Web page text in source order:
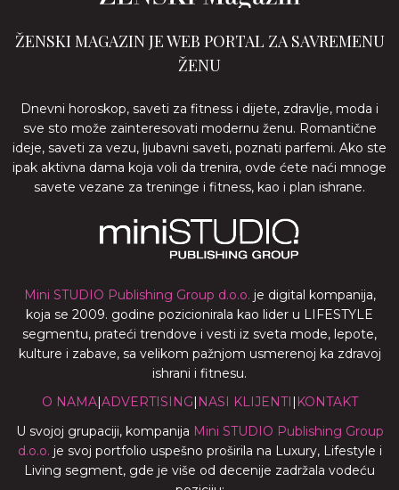
ŽENSKI MAGAZIN JE WEB PORTAL ZA SAVREMENU
ŽENU
Dnevni horoskop, saveti za fitness i dijete, zdravlje, moda i
sve sto može zainteresovati modernu ženu. Romantične
ideje, saveti za vezu, ljubavni saveti, poznati parfemi. Ako ste
ipak aktivna dama koja voli da trenira, ovde ćete naći mnoge
savete vezane za treninge i fitness, kao i plan ishrane.
Mini STUDIO Publishing Group d.o.o. je digital kompanija,
koja se 2009. godine pozicionirala kao lider u LIFESTYLE
segmentu, prateći trendove i vesti iz sveta mode, lepote,
kulture i zabave, sa velikom pažnjom usmerenoj ka zdravoj
ishrani i fitnesu.
O NAMA|ADVERTISING| NASI KLIJENTI | KONTAKT
U svojoj grupaciji, kompanija Mini STUDIO Publishing Group
d.o.o. je svoj portfolio uspešno proširila na Luxury, Lifestyle i
Living segment, gde je više od decenije zadržala vodeću